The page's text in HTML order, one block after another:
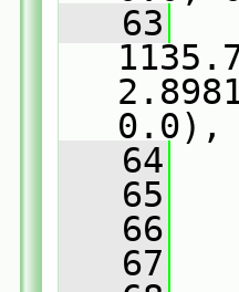
   63
0.0),
   64
   65
   66
   67